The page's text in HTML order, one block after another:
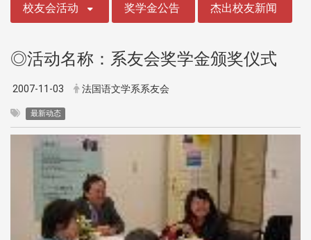
校友会活动 奖学金公告 杰出校友新闻
◎活动名称：系友会奖学金颁奖仪式
2007-11-03 法国语文学系系友会
最新动态